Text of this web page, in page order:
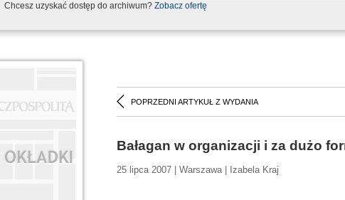
Chcesz uzyskać dostęp do archiwum? Zobacz ofertę
POPRZEDNI ARTYKUŁ Z WYDANIA
Bałagan w organizacji i za dużo
25 lipca 2007 | Warszawa | Izabela Kraj